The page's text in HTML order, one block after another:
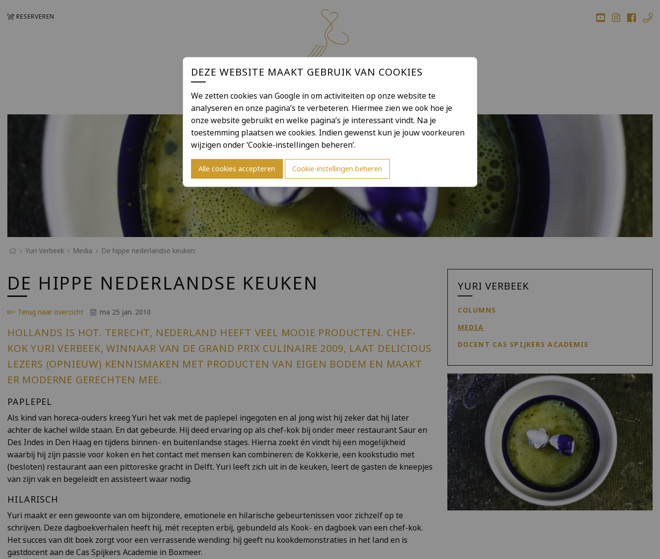
RESERVEREN
DE KOKKERIE THUIS LOCATIE CONTACT YURI VERBEEK
Yuri Verbeek Media De hippe nederlandse keuken
DE HIPPE NEDERLANDSE KEUKEN
Terug naar overzicht ma 25 jan. 2010
HOLLANDS IS HOT. TERECHT, NEDERLAND HEEFT VEEL MOOIE PRODUCTEN. CHEF-
KOK YURI VERBEEK, WINNAAR VAN DE GRAND PRIX CULINAIRE 2009, LAAT DELICIOUS
LEZERS (OPNIEUW) KENNISMAKEN MET PRODUCTEN VAN EIGEN BODEM EN MAAKT
ER MODERNE GERECHTEN MEE.
PAPLEPEL
Als kind van horeca-ouders kreeg Yuri het vak met de paplepel ingegoten en al jong wist hij zeker dat hij later
achter de kachel wilde staan. En dat gebeurde. Hij deed ervaring op als chef-kok bij onder meer restaurant Saur en
Des Indes in Den Haag en tijdens binnen- en buitenlandse stages. Hierna zoekt én vindt hij een mogelijkheid
waarbij hij zijn passie voor koken en het contact met mensen kan combineren: de Kokkerie, een kookstudio met
(besloten) restaurant aan een pittoreske gracht in Delft. Yuri leeft zich uit in de keuken, leert de gasten de kneepjes
van zijn vak en begeleidt en assisteert waar nodig.
HILARISCH
Yuri maakt er een gewoonte van om bijzondere, emotionele en hilarische gebeurtenissen voor zichzelf op te
schrijven. Deze dagboekverhalen heeft hij, mét recepten erbij, gebundeld als Kook- en dagboek van een chef-kok.
Het succes van dit boek zorgt voor een verrassende wending: hij geeft nu kookdemonstraties in het land en is
gastdocent aan de Cas Spijkers Academie in Boxmeer.
YURI VERBEEK
COLUMNS
MEDIA
DOCENT CAS SPIJKERS ACADEMIE
DEZE WEBSITE MAAKT GEBRUIK VAN COOKIES
We zetten cookies van Google in om activiteiten op onze website te
analyseren en onze pagina’s te verbeteren. Hiermee zien we ook hoe je
onze website gebruikt en welke pagina’s je interessant vindt. Na je
toestemming plaatsen we cookies. Indien gewenst kun je jouw voorkeuren
wijzigen onder ‘Cookie-instellingen beheren’.
Alle cookies accepteren Cookie-instellingen beheren